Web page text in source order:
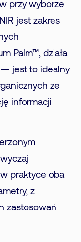
przy wyborze
jest zakres
Palm™, działa
— jest to idealny
ze
informacji
praktyce oba
z
zastosowań